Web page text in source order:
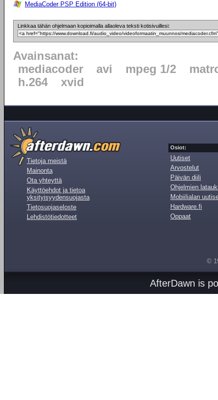
MediaCoder PSP Edition (64-bit)
Linkkaa tähän ohjelmaan kopioimalla allaoleva teksti kotisivuillesi:
Avainsanat:
mediacoder
avi mpeg 1/2
h.264
xvid
Tietoja meistä
Mainonta
Ota yhteyttä
Käyttöehdot ja tietoa
yksityisyydensuojasta
Tietosuojaseloste
Lehdistötiedotteet
Osiot:
Uutiset
Arvostelut
Päivän diili
Ohjelmien
Mobiilialan
Hardware.fi
Oppaat
©
AfterDawn is